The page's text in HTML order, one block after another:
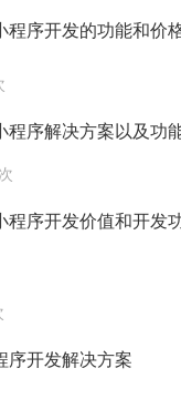
程序开发的功能和价
程序解决方案以及功
程序开发价值和开发
序开发解决方案